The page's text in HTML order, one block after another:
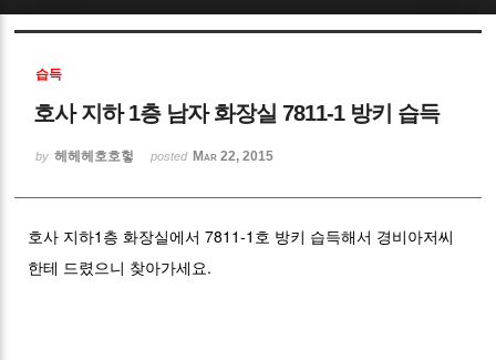
습득
호사 지하 1층 남자 화장실 7811-1 방키 습득
by 헤헤헤호호헣 posted Mar 22, 2015
호사 지하1층 화장실에서 7811-1호 방키 습득해서 경비아저씨
한테 드렸으니 찾아가세요.
Sketchbook5, 스케치북5
Sketchbook5, 스케치북5